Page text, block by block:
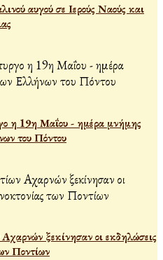
αυγού σε Ιερούς Ναούς και
η 19η Μαΐου - ημέρα μνήμης
του Πόντου
ξεκίνησαν οι εκδηλώσεις
Ποντίων